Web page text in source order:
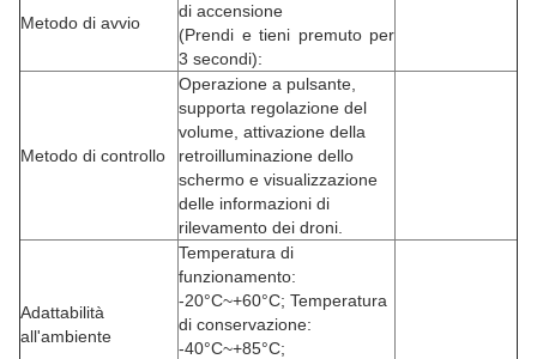
Metodo di avvio
di accensione
(Prendi e tieni premuto per
3 secondi):
Metodo di controllo
Operazione a pulsante,
supporta regolazione del
volume, attivazione della
retroilluminazione dello
schermo e visualizzazione
delle informazioni di
rilevamento dei droni.
Adattabilità
all'ambiente
Temperatura di
funzionamento:
-20°C~+60°C; Temperatura
di conservazione:
-40°C~+85°C;